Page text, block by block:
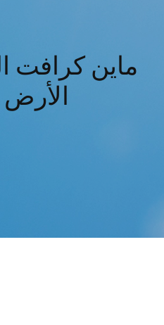
ماين كرافت
الأرض